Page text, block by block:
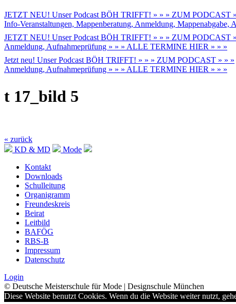
JETZT NEU! Unser Podcast BÖH TRIFFT! » » » ZUM PODCAST
Info-Veranstaltungen, Mappenberatung, Anmeldung,
JETZT NEU! Unser Podcast BÖH TRIFFT! » » » ZUM PODCAST
Anmeldung, Aufnahmeprüfung » » » ALLE TERMINE HIER » » »
Jetzt neu! Unser Podcast BÖH TRIFFT! » » » ZUM PODCAST » » »
Anmeldung, Aufnahmeprüfung » » » ALLE TERMINE HIER » » »
t 17_bild 5
« zurück
KD & MD
Mode
Kontakt
Downloads
Schulleitung
Organigramm
Freundeskreis
Beirat
Leitbild
BAFÖG
RBS-B
Impressum
Datenschutz
Login
© Deutsche Meisterschule für Mode | Designschule München
Diese Website benutzt Cookies. Wenn du die Website weiter nutzt,